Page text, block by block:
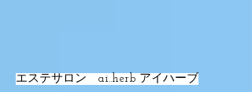
エステサロン ai..herb アイハーブ